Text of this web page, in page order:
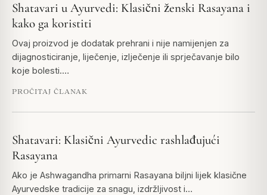
Shatavari u Ayurvedi: Klasični ženski Rasayana i
kako ga koristiti
Ovaj proizvod je dodatak prehrani i nije namijenjen za
dijagnosticiranje, liječenje, izlječenje ili sprječavanje bilo
koje bolesti.…
PROČITAJ ČLANAK
Shatavari: Klasični Ayurvedic rashlađujući
Rasayana
Ako je Ashwagandha primarni Rasayana biljni lijek klasične
Ayurvedske tradicije za snagu, izdržljivost i…